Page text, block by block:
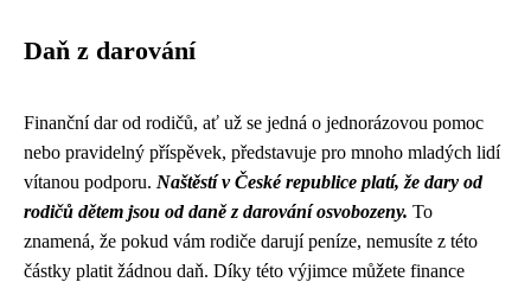
Daň z darování
Finanční dar od rodičů, ať už se jedná o jednorázovou pomoc
nebo pravidelný příspěvek, představuje pro mnoho mladých lidí
vítanou podporu. Naštěstí v České republice platí, že dary od
rodičů dětem jsou od daně z darování osvobozeny. To
znamená, že pokud vám rodiče darují peníze, nemusíte z této
částky platit žádnou daň. Díky této výjimce můžete finance